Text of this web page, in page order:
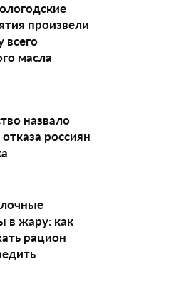
произвели
всего
масла
назвало
россиян
в жару: как
рацион